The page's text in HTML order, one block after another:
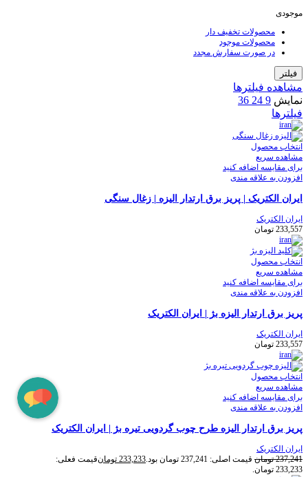
موجودی
محصولات تخفیف دار
محصولات موجود
در صورت سفارش مجدد
فیلتر
مشاهده فیلترها
نمایش 9
24
36
فیلترها
انتخاب محصول
مشاهده سریع
برای مقایسه اضافه کنید
افزودن به علاقه مندی
ایران الکتریک | پریز برق ارتدار الیزه | زغال سنگی
ایران الکتریک
233,557 تومان
انتخاب محصول
مشاهده سریع
برای مقایسه اضافه کنید
افزودن به علاقه مندی
پریز برق ارتدار الیزه بژ | ایران الکتریک
ایران الکتریک
233,557 تومان
انتخاب محصول
مشاهده سریع
برای مقایسه اضافه کنید
افزودن به علاقه مندی
پریز برق ارتدار الیزه طرح چوب گردویی تیره بژ | ایران الکتریک
ایران الکتریک
237,241 تومان قیمت اصلی: 237,241 تومان بود. 233,233 تومانقیمت فعلی:
233,233 تومان.